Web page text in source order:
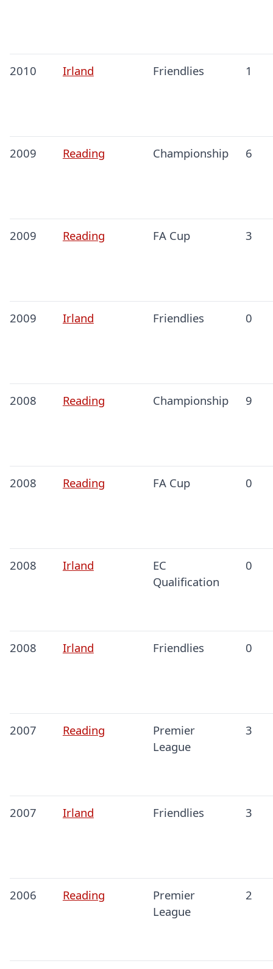
2010 Irland Friendlies 1
2009 Reading Championship 6
2009 Reading FA Cup 3
2009 Irland Friendlies 0
2008 Reading Championship 9
2008 Reading FA Cup 0
2008 Irland
EC
Qualification
0
2008 Irland Friendlies 0
2007 Reading
Premier
League
3
2007 Irland Friendlies 3
2006 Reading
Premier
League
2